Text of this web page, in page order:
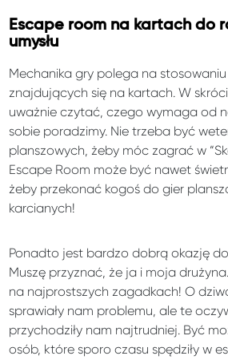
Escape room na kartach do
umysłu
Mechanika gry polega na
znajdujących się na kartach. W
uważnie czytać, czego wymaga od
sobie poradzimy. Nie trzeba być
planszowych, żeby móc zagrać w
Escape Room może być nawet
żeby przekonać kogoś do gier
karcianych!
Ponadto jest bardzo dobrą okazję do
Muszę przyznać, że ja i moja
na najprostszych zagadkach! O
sprawiały nam problemu, ale te
przychodziły nam najtrudniej. Być
osób, które sporo czasu spędziły w